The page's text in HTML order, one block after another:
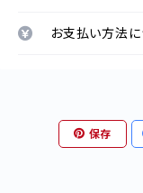
お支払い方法に
保存